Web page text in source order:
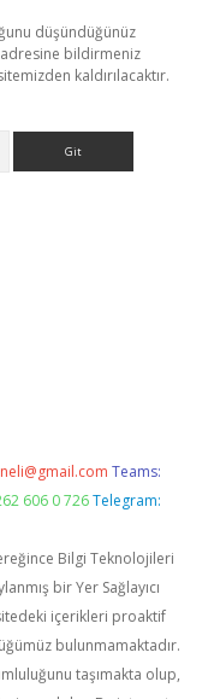
düşündüğünüz
adresine bildirmeniz
kaldırılacaktır.
Teams:
606 0 726 Telegram:
Bilgi Teknolojileri
bir Yer Sağlayıcı
içerikleri proaktif
bulunmamaktadır.
taşımakta olup,